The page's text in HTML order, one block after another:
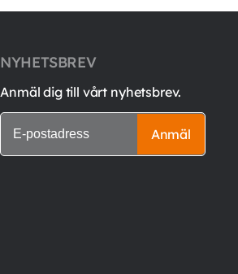
NYHETSBREV
Anmäl dig till vårt nyhetsbrev.
Anmäl